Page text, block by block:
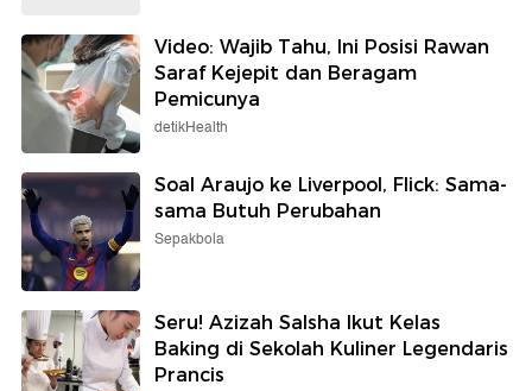
Video: Wajib Tahu, Ini Posisi Rawan
Saraf Kejepit dan Beragam
Pemicunya
detikHealth
Soal Araujo ke Liverpool, Flick: Sama-
sama Butuh Perubahan
Sepakbola
Seru! Azizah Salsha Ikut Kelas
Baking di Sekolah Kuliner Legendaris
Prancis